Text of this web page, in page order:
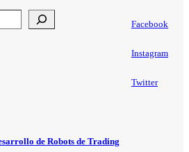
Facebook
Instagram
Twitter
de Robots de Trading